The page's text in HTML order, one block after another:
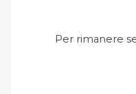
Per rimanere